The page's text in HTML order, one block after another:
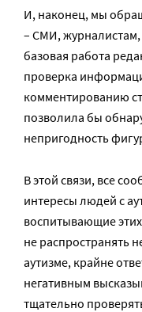
И, наконец, мы
– СМИ,
базовая работа
проверка
комментированию
позволила бы
непригодность
В этой связи, все
интересы людей с
воспитывающие
не распространять
аутизме, крайне
негативным
тщательно